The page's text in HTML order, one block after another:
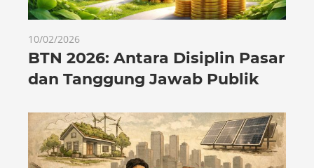
10/02/2026
BTN 2026: Antara Disiplin Pasar
dan Tanggung Jawab Publik